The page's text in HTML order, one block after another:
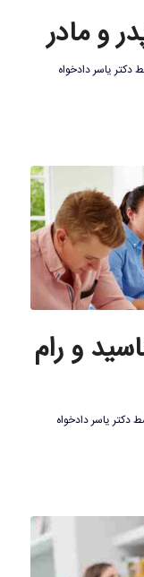
و مادر
دکتر یاسر دادخواه
و رام
دکتر یاسر دادخواه